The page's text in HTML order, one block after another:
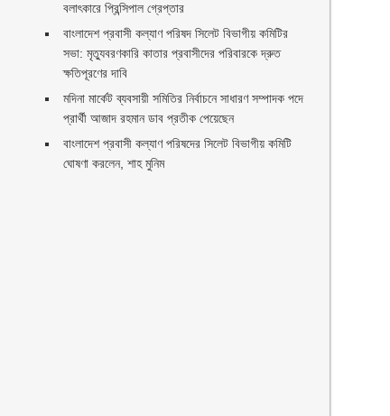
বলাৎকারে প্রিন্সিপাল গ্রেপ্তার ‎
বাংলাদেশ প্রবাসী কল্যাণ পরিষদ সিলেট বিভাগীয় কমিটির
সভা: মৃত্যুবরণকারি কাতার প্রবাসীদের পরিবারকে দ্রুত
ক্ষতিপূরণের দাবি
মদিনা মার্কেট ব্যবসায়ী সমিতির নির্বাচনে সাধারণ সম্পাদক পদে
প্রার্থী আজাদ রহমান ডাব প্রতীক পেয়েছেন ‎
‎বাংলাদেশ প্রবাসী কল্যাণ পরিষদের সিলেট বিভাগীয় কমিটি
ঘোষণা করলেন, শাহ মুনিম